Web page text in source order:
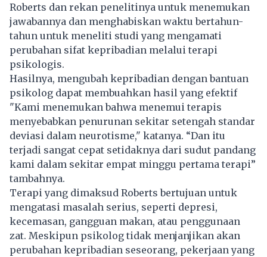
Roberts dan rekan penelitinya untuk menemukan
jawabannya dan menghabiskan waktu bertahun-
tahun untuk meneliti studi yang mengamati
perubahan sifat kepribadian melalui terapi
psikologis.
Hasilnya, mengubah kepribadian dengan bantuan
psikolog dapat membuahkan hasil yang efektif
"Kami menemukan bahwa menemui terapis
menyebabkan penurunan sekitar setengah standar
deviasi dalam neurotisme," katanya. “Dan itu
terjadi sangat cepat setidaknya dari sudut pandang
kami dalam sekitar empat minggu pertama terapi”
tambahnya.
Terapi yang dimaksud Roberts bertujuan untuk
mengatasi masalah serius, seperti depresi,
kecemasan, gangguan makan, atau penggunaan
zat. Meskipun psikolog tidak menjanjikan akan
perubahan kepribadian seseorang, pekerjaan yang